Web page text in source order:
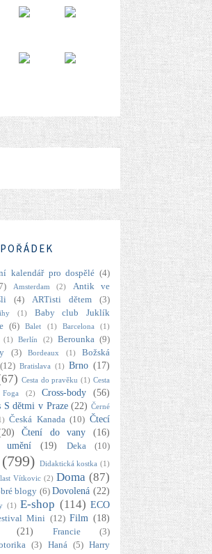
POŘÁDEK
kalendář pro dospělé (4)
Amsterdam (2)
Antik ve
(4) ARTisti dětem (3)
(1)
Baby club Juklík
(6) Balet (1) Barcelona
(1)
(1) Berlín (2) Berounka (9)
(3) Bordeaux (1)
Božská
(12) Bratislava (1) Brno (17)
Cesta do pravěku (1) Cesta
(2) Cross-body
(56)
S dětmi v Praze (22) Černé
Česká Kanada (10) Čtecí
Čtení do vany
(16)
umění
(19) Deka (10)
(799) Didaktická kostka (1)
Vítkovic (2) Doma (87)
blogy (6) Dovolená (22)
(1) E-shop (114) ECO
Mini (12) Film (18)
(21) Francie
(3)
(3) Haná (5) Harry